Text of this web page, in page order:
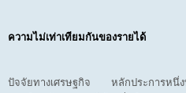
ความไม่เท่าเทียมกันของรายได้
ปัจจัยทางเศรษฐกิจ หลักประการหนึ่ง